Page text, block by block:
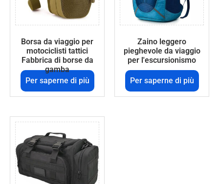
Borsa da viaggio per
motociclisti tattici
Fabbrica di borse da
gamba
Per saperne di più
Zaino leggero
pieghevole da viaggio
per l'escursionismo
Per saperne di più